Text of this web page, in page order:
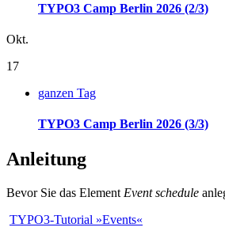
TYPO3 Camp Berlin 2026 (2/3)
Okt.
17
ganzen Tag
TYPO3 Camp Berlin 2026 (3/3)
Anleitung
Bevor Sie das Element Event schedule
TYPO3-Tutorial »Events«